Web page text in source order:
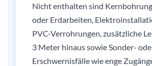
Nicht enthalten sind
oder Erdarbeiten,
PVC-Verrohrungen, zusätzliche
3 Meter hinaus sowie Sonder-
Erschwernisfälle wie enge